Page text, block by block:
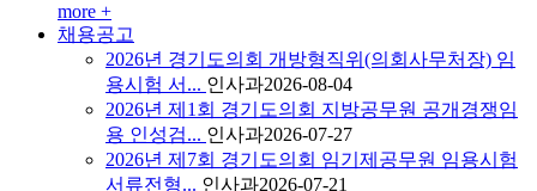
more +
채용공고
2026년 경기도의회 개방형직위(의회사무처장) 임
용시험 서... 인사과2026-08-04
2026년 제1회 경기도의회 지방공무원 공개경쟁임
용 인성검... 인사과2026-07-27
2026년 제7회 경기도의회 임기제공무원 임용시험
서류전형... 인사과2026-07-21